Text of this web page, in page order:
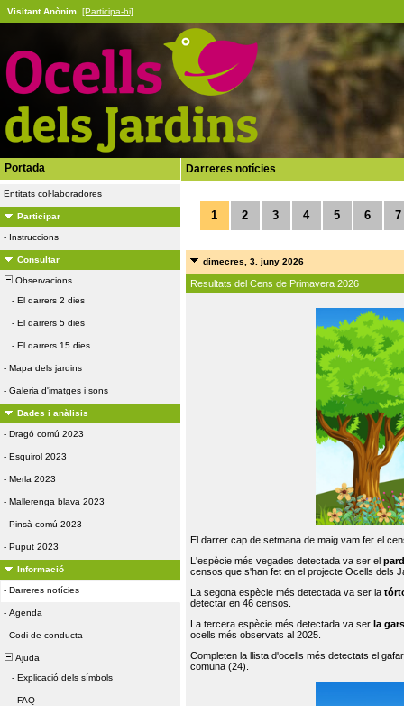
Visitant Anònim [Participa-hi]
Portada
Entitats col·laboradores
Participar
- Instruccions
Consultar
Observacions
- El darrers 2 dies
- El darrers 5 dies
- El darrers 15 dies
- Mapa dels jardins
- Galeria d'imatges i sons
Dades i anàlisis
- Dragó comú 2023
- Esquirol 2023
- Merla 2023
- Mallerenga blava 2023
- Pinsà comú 2023
- Puput 2023
Informació
- Darreres notícies
- Agenda
- Codi de conducta
Ajuda
- Explicació dels símbols
- FAQ
Darreres notícies
1 2 3 4 5 6 7
dimecres, 3. juny 2026
Resultats del Cens de Primavera 2026
El darrer cap de setmana de maig vam fer el
L'espècie més vegades detectada va ser el
censos que s'han fet en el projecte Ocells dels
La segona espècie més detectada va ser la
detectar en 46 censos.
La tercera espècie més detectada va ser la
ocells més observats al 2025.
Completen la llista d'ocells més detectats el
comuna (24).